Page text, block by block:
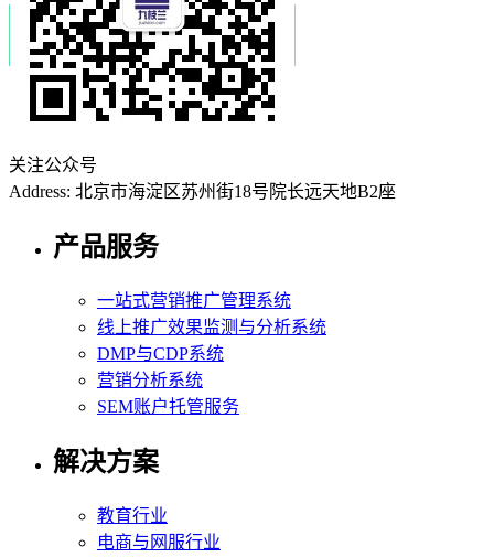
关注公众号
Address: 北京市海淀区苏州街18号院长远天地B2座
产品服务
一站式营销推广管理系统
线上推广效果监测与分析系统
DMP与CDP系统
营销分析系统
SEM账户托管服务
解决方案
教育行业
电商与网服行业